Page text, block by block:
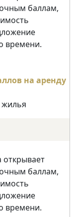
баллам,
времени.
жилья
баллам,
времени.